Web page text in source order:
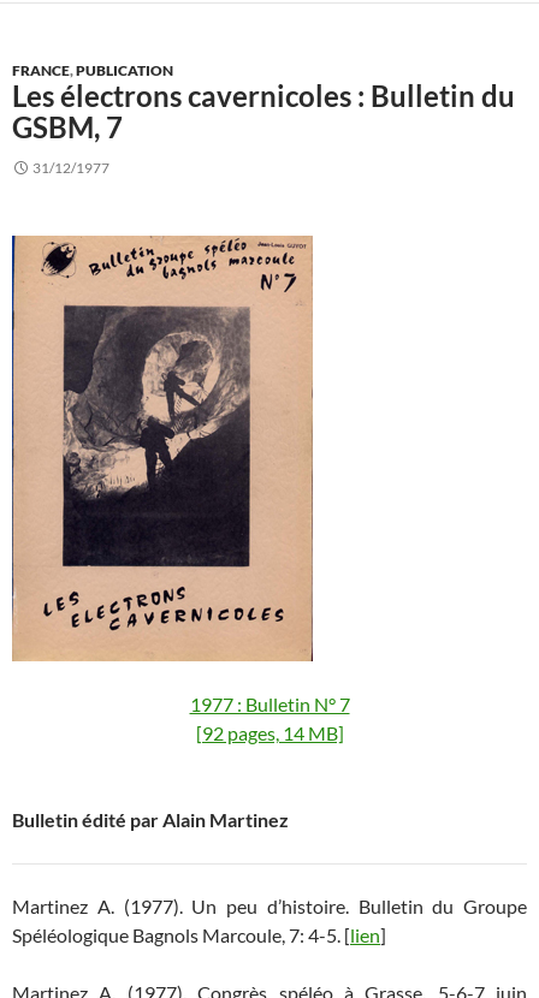
FRANCE,PUBLICATION
Les électrons cavernicoles : Bulletin du
GSBM, 7
31/12/1977
1977 : Bulletin N° 7
[92 pages, 14 MB]
Bulletin édité par Alain Martinez
Martinez A. (1977). Un peu d’histoire. Bulletin du Groupe
Spéléologique Bagnols Marcoule, 7: 4-5. [lien]
Martinez A. (1977). Congrès spéléo à Grasse, 5-6-7 juin